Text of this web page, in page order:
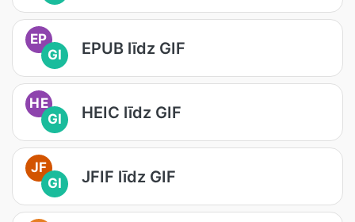
EP
GI
EPUB līdz GIF
HE
GI
HEIC līdz GIF
JF
GI
JFIF līdz GIF